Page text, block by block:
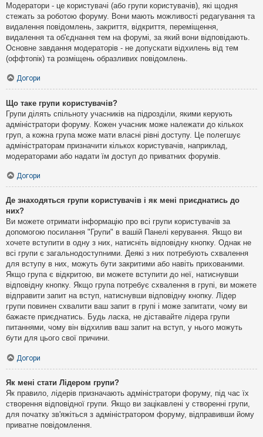
Модератори - це користувачі (або групи користувачів), які щодня
стежать за роботою форуму. Вони мають можливості редагування та
видалення повідомлень, закриття, відкриття, переміщення,
видалення та об'єднання тем на форумі, за який вони відповідають.
Основне завдання модераторів - не допускати відхилень від тем
(оффтопік) та розміщень образливих повідомлень.
Догори
Що таке групи користувачів?
Групи ділять спільноту учасників на підрозділи, якими керують
адміністратори форуму. Кожен учасник може належати до кількох
груп, а кожна група може мати власні рівні доступу. Це полегшує
адміністраторам призначити кількох користувачів, наприклад,
модераторами або надати їм доступ до приватних форумів.
Догори
Де знаходяться групи користувачів і як мені приєднатись до
них?
Ви можете отримати інформацію про всі групи користувачів за
допомогою посилання "Групи" в вашій Панелі керування. Якщо ви
хочете вступити в одну з них, натисніть відповідну кнопку. Однак не
всі групи є загальнодоступними. Деякі з них потребують схвалення
для вступу в них, можуть бути закритими або навіть прихованими.
Якщо група є відкритою, ви можете вступити до неї, натиснувши
відповідну кнопку. Якщо група потребує схвалення в групі, ви можете
відправити запит на вступ, натиснувши відповідну кнопку. Лідер
групи повинен схвалити ваш запит в групі і може запитати, чому ви
бажаєте приєднатись. Будь ласка, не діставайте лідера групи
питаннями, чому він відхилив ваш запит на вступ, у нього можуть
бути для цього свої причини.
Догори
Як мені стати Лідером групи?
Як правило, лідерів призначають адміністратори форуму, під час їх
створення відповідної групи. Якщо ви зацікавлені у створенні групи,
для початку зв'яжіться з адміністратором форуму, відправивши йому
приватне повідомлення.